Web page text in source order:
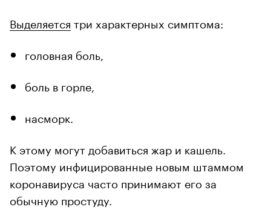
Выделяется три характерных симптома:
головная боль,
боль в горле,
насморк.
К этому могут добавиться жар и кашель.
Поэтому инфицированные новым штаммом
коронавируса часто принимают его за
обычную простуду.